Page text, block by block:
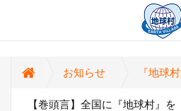
お知らせ 『地球
【巻頭言】全国に『地球村』を